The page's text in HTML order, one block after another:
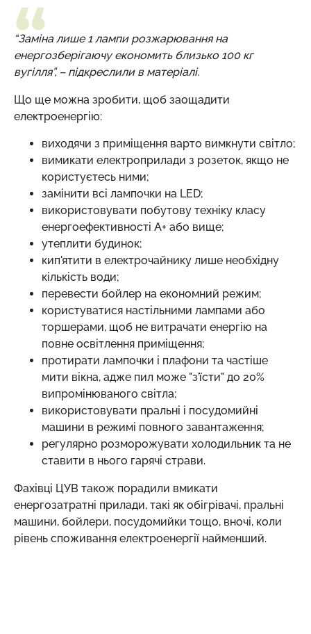
“Заміна лише 1 лампи розжарювання на
енергозберігаючу економить близько 100 кг
вугілля”, – підкреслили в матеріалі.
Що ще можна зробити, щоб заощадити
електроенергію:
виходячи з приміщення варто вимкнути світло;
вимикати електроприлади з розеток, якщо не
користуєтесь ними;
замінити всі лампочки на LED;
використовувати побутову техніку класу
енергоефективності А+ або вище;
утеплити будинок;
кип'ятити в електрочайнику лише необхідну
кількість води;
перевести бойлер на економний режим;
користуватися настільними лампами або
торшерами, щоб не витрачати енергію на
повне освітлення приміщення;
протирати лампочки і плафони та частіше
мити вікна, адже пил може "з’їсти" до 20%
випромінюваного світла;
використовувати пральні і посудомийні
машини в режимі повного завантаження;
регулярно розморожувати холодильник та не
ставити в нього гарячі страви.
Фахівці ЦУВ також порадили вмикати
енергозатратні прилади, такі як обігрівачі, пральні
машини, бойлери, посудомийки тощо, вночі, коли
рівень споживання електроенергії найменший.